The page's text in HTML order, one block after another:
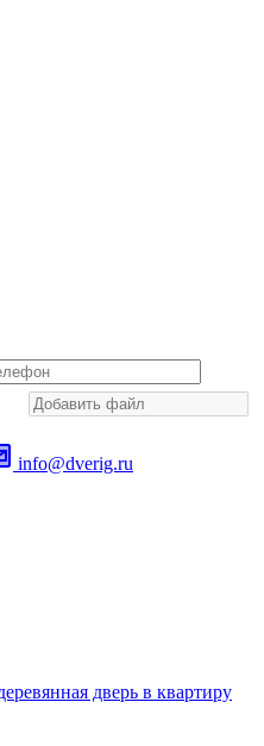
info@dverig.ru
дверь в квартиру